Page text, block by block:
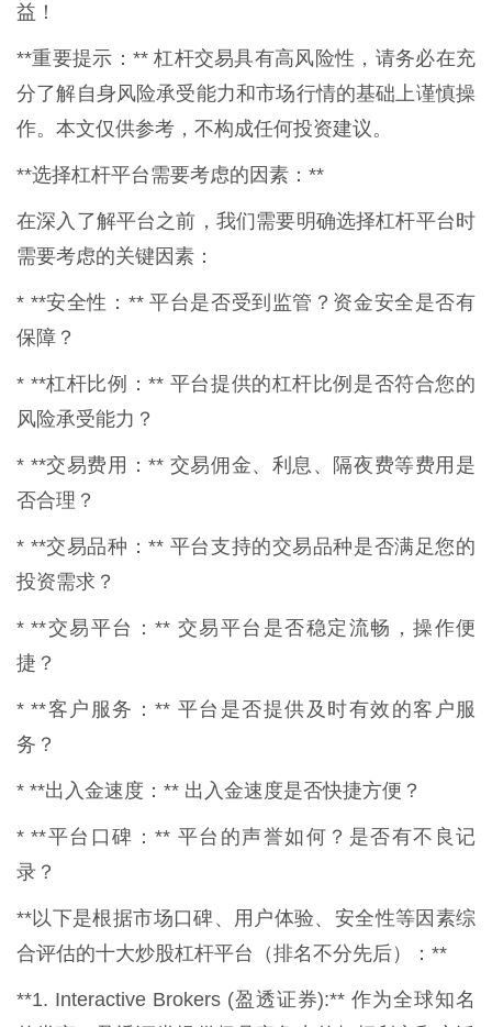
益！
**重要提示：** 杠杆交易具有高风险性，请务必在充
分了解自身风险承受能力和市场行情的基础上谨慎操
作。本文仅供参考，不构成任何投资建议。
**选择杠杆平台需要考虑的因素：**
在深入了解平台之前，我们需要明确选择杠杆平台时
需要考虑的关键因素：
* **安全性：** 平台是否受到监管？资金安全是否有
保障？
* **杠杆比例：** 平台提供的杠杆比例是否符合您的
风险承受能力？
* **交易费用：** 交易佣金、利息、隔夜费等费用是
否合理？
* **交易品种：** 平台支持的交易品种是否满足您的
投资需求？
* **交易平台：** 交易平台是否稳定流畅，操作便
捷？
* **客户服务：** 平台是否提供及时有效的客户服
务？
* **出入金速度：** 出入金速度是否快捷方便？
* **平台口碑：** 平台的声誉如何？是否有不良记
录？
**以下是根据市场口碑、用户体验、安全性等因素综
合评估的十大炒股杠杆平台（排名不分先后）：**
**1. Interactive Brokers (盈透证券):** 作为全球知名